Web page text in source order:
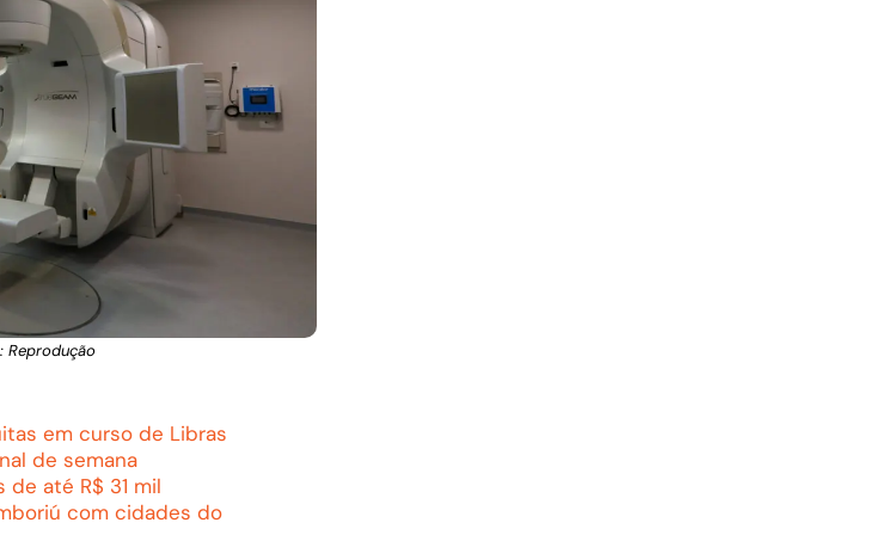
Reprodução
em curso de Libras
de semana
até R$ 31 mil
com cidades do